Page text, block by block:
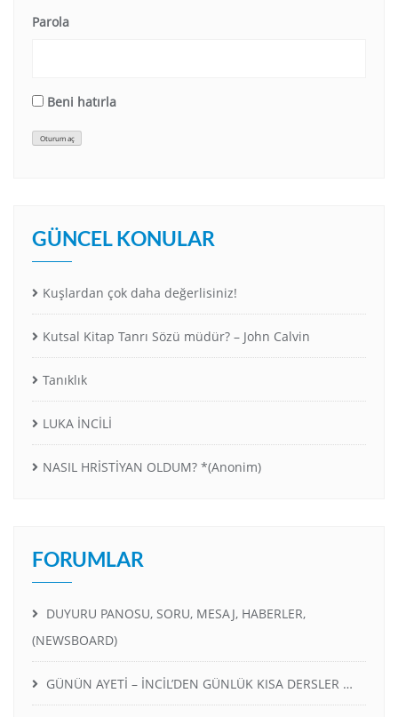
Parola
Beni hatırla
Oturum aç
GÜNCEL KONULAR
Kuşlardan çok daha değerlisiniz!
Kutsal Kitap Tanrı Sözü müdür? – John Calvin
Tanıklık
LUKA İNCİLİ
NASIL HRİSTİYAN OLDUM? *(Anonim)
FORUMLAR
DUYURU PANOSU, SORU, MESAJ, HABERLER,
(NEWSBOARD)
GÜNÜN AYETİ – İNCİL’DEN GÜNLÜK KISA DERSLER …